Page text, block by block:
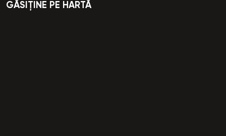
GĂSIȚINE PE HARTĂ